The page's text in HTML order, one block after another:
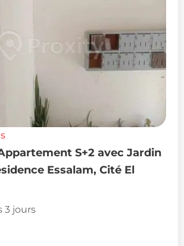
S+2 avec Jardin
Essalam, Cité El
3 jours